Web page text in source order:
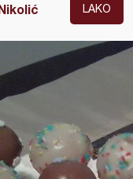
LAKO